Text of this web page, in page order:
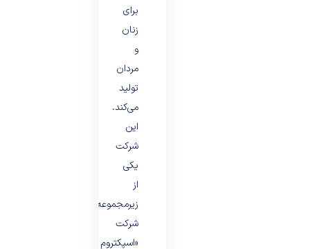
برای
زنان
و
مردان
تولید
می‌کند.
این
شرکت
یکی
از
زیرمجموعه‌های
شرکت
«اسپکتروم